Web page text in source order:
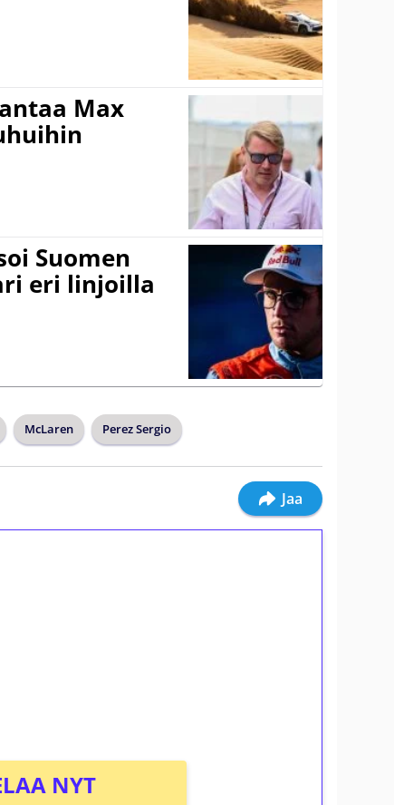
Max
Suomen
eri linjoilla
McLaren Perez Sergio
Jaa
NYT